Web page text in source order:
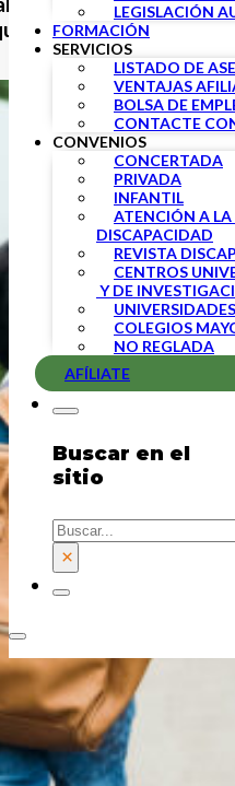
LEGISLACIÓN
FORMACIÓN
SERVICIOS
LISTADO DE
VENTAJAS
BOLSA DE
CONTACTE
CONVENIOS
CONCERTADA
PRIVADA
INFANTIL
ATENCIÓN A LA
DISCAPACIDAD
REVISTA
CENTROS
Y DE
COLEGIOS
NO REGLADA
AFÍLIATE
Buscar en el
sitio
Buscar
×
se hayan visto